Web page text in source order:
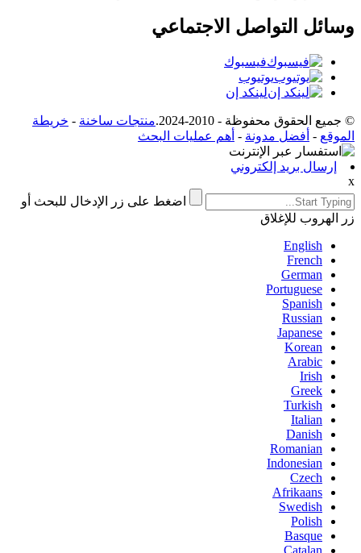
وسائل التواصل الاجتماعي
فيسبوك
يوتيوب
لينكد إن
© جميع الحقوق محفوظة - 2010-2024. منتجات ساخنة - خريطة
الموقع - أفضل مدونة - أهم عمليات البحث
إرسال بريد إلكتروني
x
اضغط على زر الإدخال للبحث أو
زر الهروب للإغلاق
English
French
German
Portuguese
Spanish
Russian
Japanese
Korean
Arabic
Irish
Greek
Turkish
Italian
Danish
Romanian
Indonesian
Czech
Afrikaans
Swedish
Polish
Basque